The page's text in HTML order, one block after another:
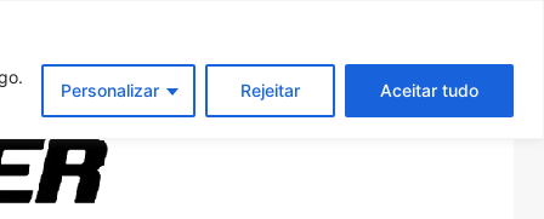
Personalizar Rejeitar Aceitar tudo